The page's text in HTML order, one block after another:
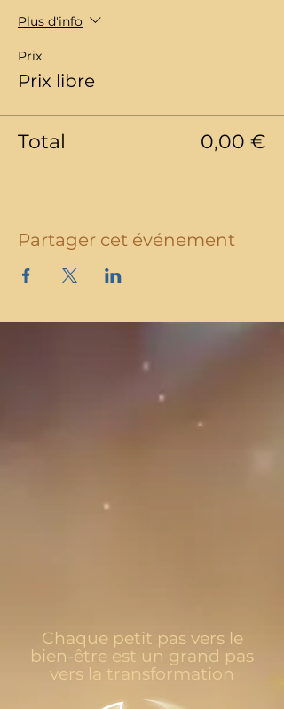
Plus d'info
Prix
Prix libre
Total 0,00 €
Partager cet événement
Chaque petit pas vers le
bien-être est un grand pas
vers la transformation